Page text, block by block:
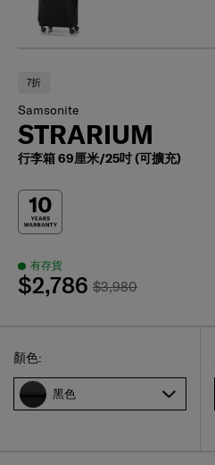
7折
Samsonite
STRARIUM
行李箱 69厘米/25吋 (可擴充)
有存貨
$3,980
$2,786
Select
顏色:
黑色